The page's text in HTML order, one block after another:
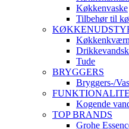
Køkkenvaske
Tilbehør til
Tude
BRYGGERS
Bryggers-/
Kogende
TOP BRANDS
Grohe